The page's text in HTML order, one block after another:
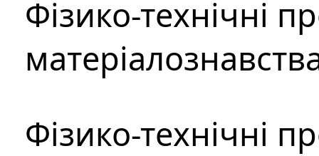
Фізико-технічні
Фізико-технічні